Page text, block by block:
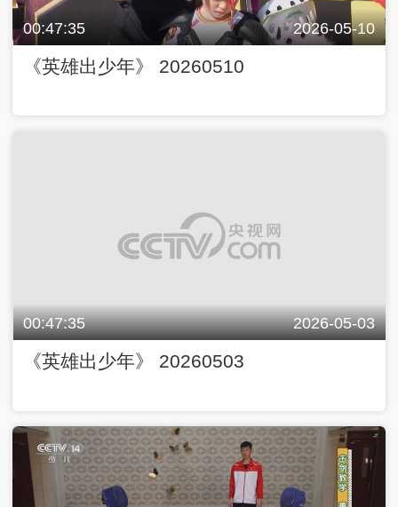
00:47:35 2026-05-10
《英雄出少年》 20260510
00:47:35 2026-05-03
《英雄出少年》 20260503